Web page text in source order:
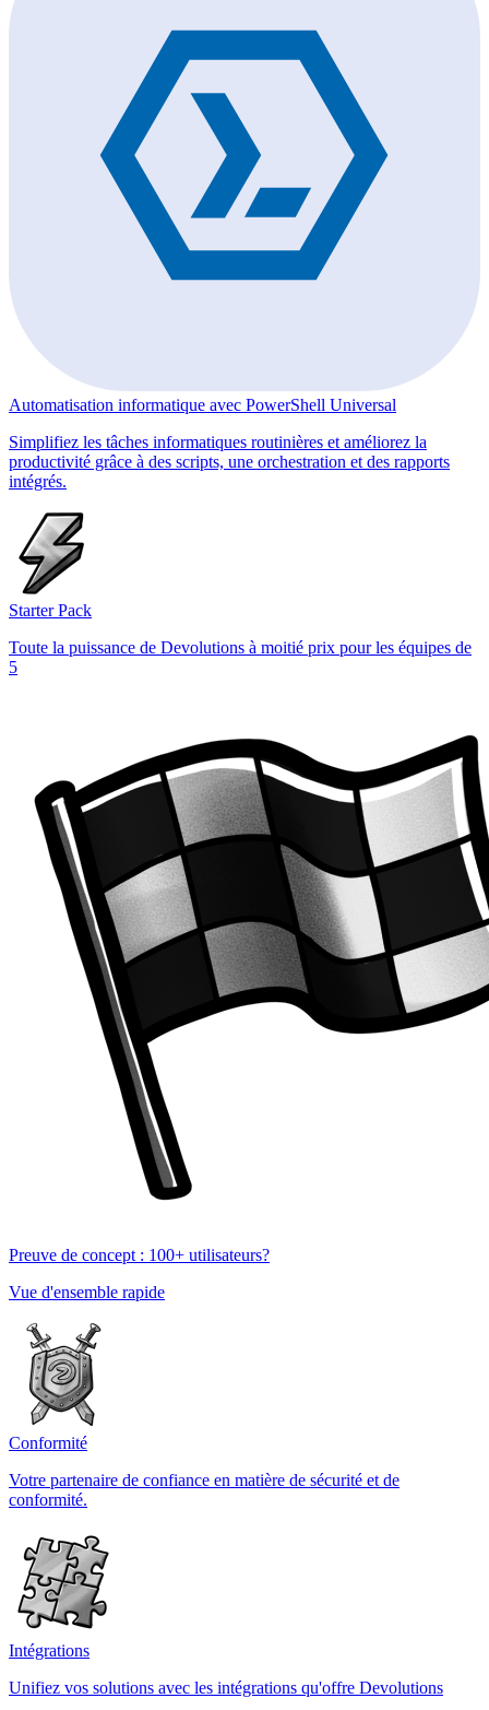
Automatisation informatique avec PowerShell Universal
Simplifiez les tâches informatiques routinières et améliorez la
productivité grâce à des scripts, une orchestration et des rapports
intégrés.
Starter Pack
Toute la puissance de Devolutions à moitié prix pour les équipes de
5
Preuve de concept : 100+ utilisateurs?
Vue d'ensemble rapide
Conformité
Votre partenaire de confiance en matière de sécurité et de
conformité.
Intégrations
Unifiez vos solutions avec les intégrations qu'offre Devolutions